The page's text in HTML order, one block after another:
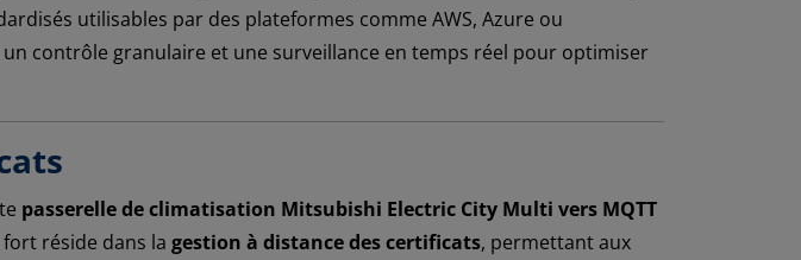
utilisables par des plateformes comme AWS, Azure ou
contrôle granulaire et une surveillance en temps réel pour optimiser
passerelle de climatisation Mitsubishi Electric City Multi vers MQTT
réside dans la gestion à distance des certificats, permettant aux